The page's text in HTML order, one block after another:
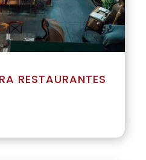
RESTAURANTES